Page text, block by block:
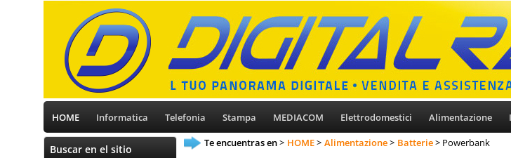
HOME Informatica Telefonia Stampa MEDIACOM Elettrodomestici Alimentazione
Buscar en el sitio Te encuentras en HOME Alimentazione Batterie Powerbank